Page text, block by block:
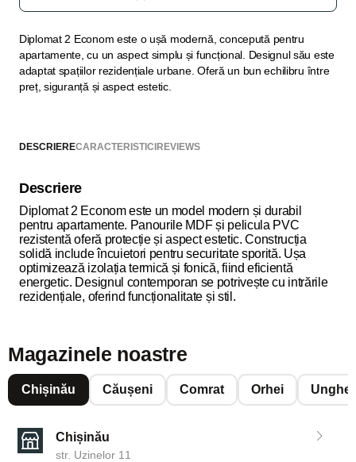
Diplomat 2 Econom este o ușă modernă, concepută pentru
apartamente, cu un aspect simplu și funcțional. Designul său este
adaptat spațiilor rezidențiale urbane. Oferă un bun echilibru între
preț, siguranță și aspect estetic.
DESCRIERECARACTERISTICI REVIEWS
Descriere
Diplomat 2 Econom este un model modern și durabil
pentru apartamente. Panourile MDF și pelicula PVC
rezistentă oferă protecție și aspect estetic. Construcția
solidă include încuietori pentru securitate sporită. Ușa
optimizează izolația termică și fonică, fiind eficientă
energetic. Designul contemporan se potrivește cu intrările
rezidențiale, oferind funcționalitate și stil.
Magazinele noastre
Chișinău Căușeni Comrat Orhei
Chișinău
str. Uzinelor 11